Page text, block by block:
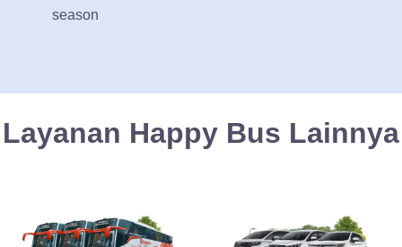
season
Layanan Happy Bus Lainnya